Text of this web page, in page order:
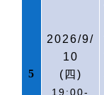
5
2026/9/
10
( 四)
19:00-